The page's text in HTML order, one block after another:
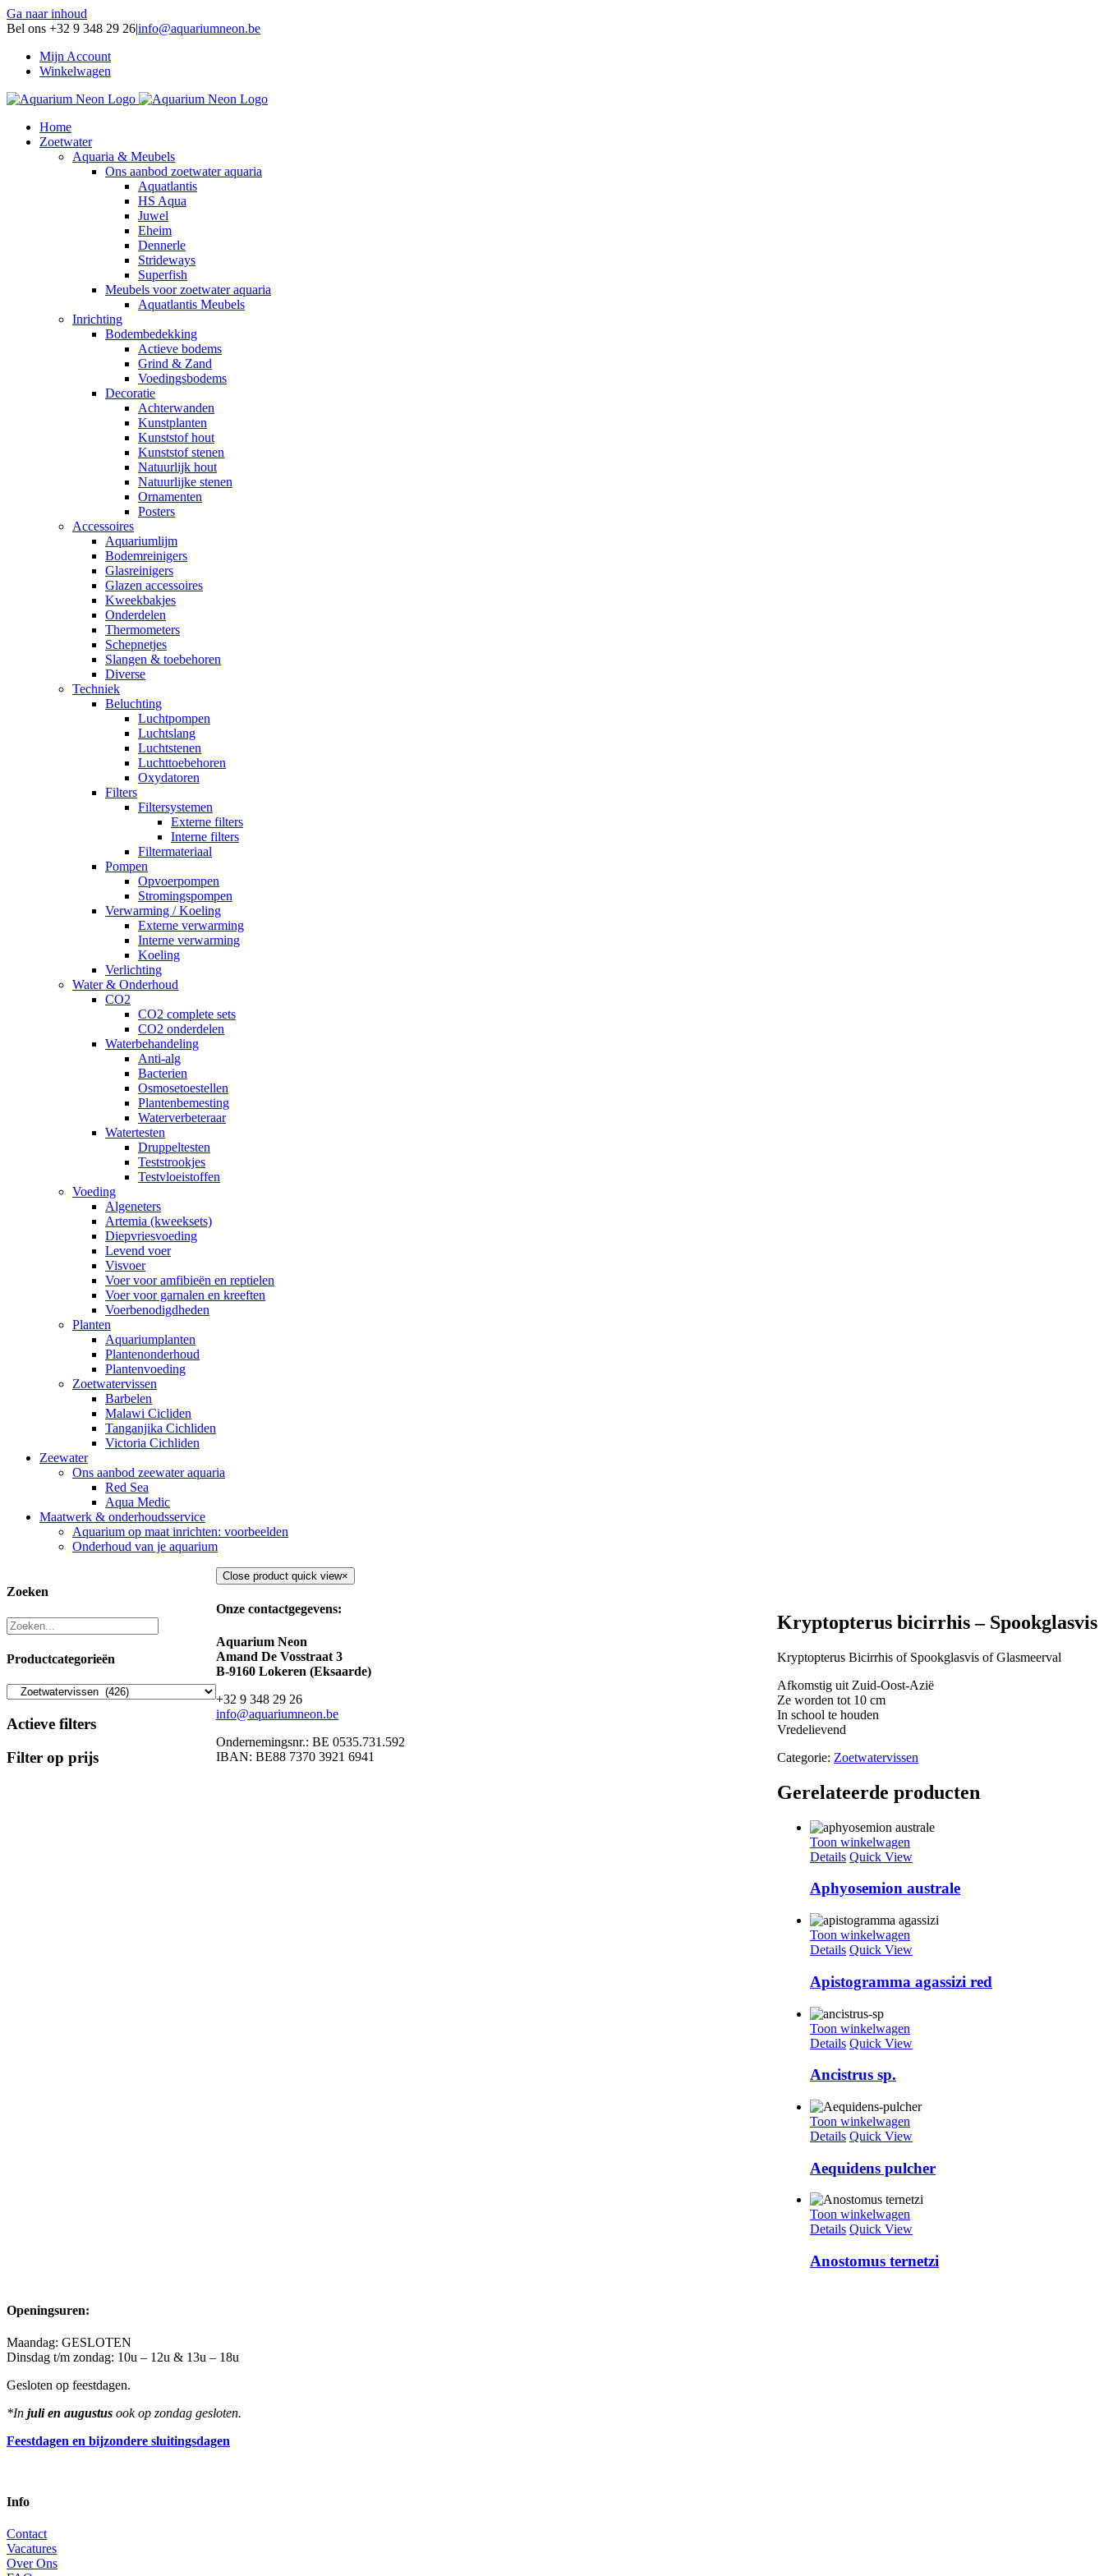
Ga naar inhoud
Bel ons +32 9 348 29 26|info@aquariumneon.be
Mijn Account
Winkelwagen
Home
Zoetwater
Aquaria & Meubels
Ons aanbod zoetwater aquaria
Aquatlantis
HS Aqua
Juwel
Eheim
Dennerle
Strideways
Superfish
Meubels voor zoetwater aquaria
Aquatlantis Meubels
Inrichting
Bodembedekking
Actieve bodems
Grind & Zand
Voedingsbodems
Decoratie
Achterwanden
Kunstplanten
Kunststof hout
Kunststof stenen
Natuurlijk hout
Natuurlijke stenen
Ornamenten
Posters
Accessoires
Aquariumlijm
Bodemreinigers
Glasreinigers
Glazen accessoires
Kweekbakjes
Onderdelen
Thermometers
Schepnetjes
Slangen & toebehoren
Diverse
Techniek
Beluchting
Luchtpompen
Luchtslang
Luchtstenen
Luchttoebehoren
Oxydatoren
Filters
Filtersystemen
Externe filters
Interne filters
Filtermateriaal
Pompen
Opvoerpompen
Stromingspompen
Verwarming / Koeling
Externe verwarming
Interne verwarming
Koeling
Verlichting
Water & Onderhoud
CO2
CO2 complete sets
CO2 onderdelen
Waterbehandeling
Anti-alg
Bacterien
Osmosetoestellen
Plantenbemesting
Waterverbeteraar
Watertesten
Druppeltesten
Teststrookjes
Testvloeistoffen
Voeding
Algeneters
Artemia (kweeksets)
Diepvriesvoeding
Levend voer
Visvoer
Voer voor amfibieën en reptielen
Voer voor garnalen en kreeften
Voerbenodigdheden
Planten
Aquariumplanten
Plantenonderhoud
Plantenvoeding
Zoetwatervissen
Barbelen
Malawi Cicliden
Tanganjika Cichliden
Victoria Cichliden
Zeewater
Ons aanbod zeewater aquaria
Red Sea
Aqua Medic
Maatwerk & onderhoudsservice
Aquarium op maat inrichten: voorbeelden
Onderhoud van je aquarium
Kryptopterus bicirrhis – Spookglasvis
Kryptopterus Bicirrhis of Spookglasvis of Glasmeerval
Afkomstig uit Zuid-Oost-Azië
Ze worden tot 10 cm
In school te houden
Vredelievend
Categorie: Zoetwatervissen
Gerelateerde producten
Toon winkelwagen
Details Quick View
Aphyosemion australe
Toon winkelwagen
Details Quick View
Apistogramma agassizi red
Toon winkelwagen
Details Quick View
Ancistrus sp.
Toon winkelwagen
Details Quick View
Aequidens pulcher
Toon winkelwagen
Details Quick View
Anostomus ternetzi
Zoeken
Productcategorieën
Actieve filters
Filter op prijs
Close product quick view×
Onze contactgegevens:
Aquarium Neon
Amand De Vosstraat 3
B-9160 Lokeren (Eksaarde)
+32 9 348 29 26
info@aquariumneon.be
Ondernemingsnr.: BE 0535.731.592
IBAN: BE88 7370 3921 6941
Openingsuren:
Maandag: GESLOTEN
Dinsdag t/m zondag: 10u – 12u & 13u – 18u
Gesloten op feestdagen.
*In juli en augustus ook op zondag gesloten.
Feestdagen en bijzondere sluitingsdagen
Info
Contact
Vacatures
Over Ons